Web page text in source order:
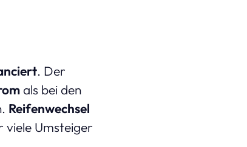
. Der
als bei den
Reifenwechsel
viele Umsteiger